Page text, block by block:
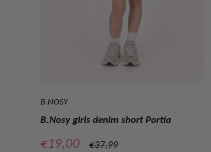
B.NOSY
B.Nosy girls denim short Portia
Verkoopprijs
€19,00
Normale
€37,99